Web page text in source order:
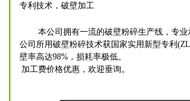
专利技术，破壁加工
本公司拥有一流的破壁粉碎生产线，专业
公司所用破壁粉碎技术获国家实用新型专利
壁率高达98%，损耗率极低。
加工费价格优惠，欢迎垂询。